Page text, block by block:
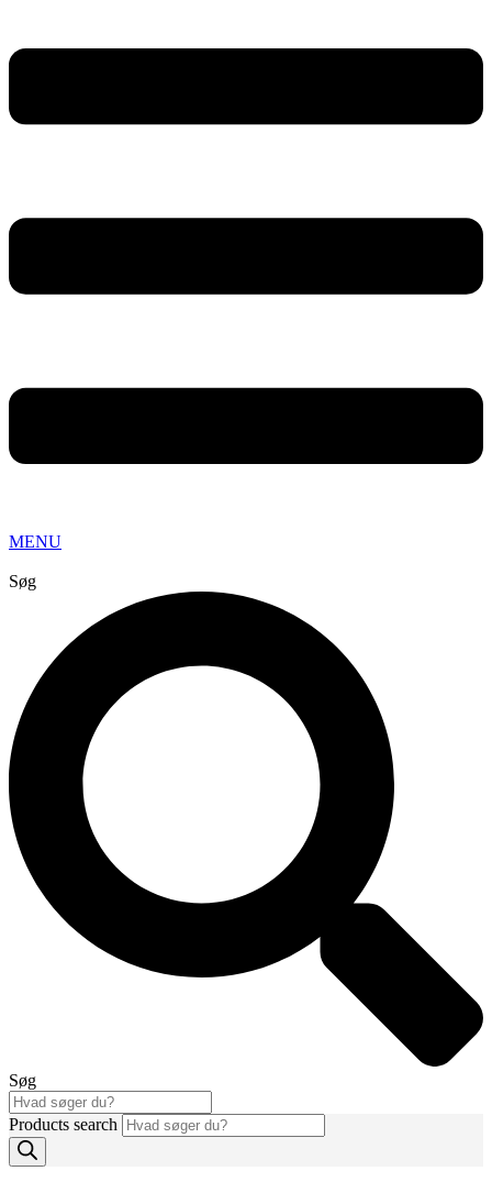
MENU
Søg
Søg
Products search